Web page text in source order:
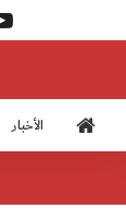
الأخبار